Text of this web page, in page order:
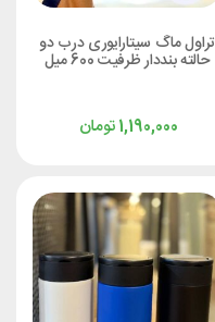
تراول ماگ سیتارایوری درب دو
حالته بنددار ظرفیت 600 میل
تومان1,190,000